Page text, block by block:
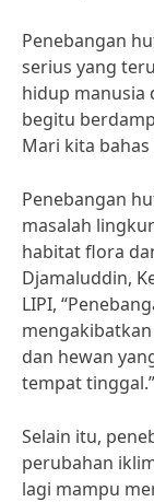
Penebangan
serius yang
hidup manusia
begitu
Mari kita
Penebangan
masalah
habitat flora
Djamaluddin,
LIPI,
dan hewan
tempat tinggal.”
Selain itu,
perubahan
lagi mampu